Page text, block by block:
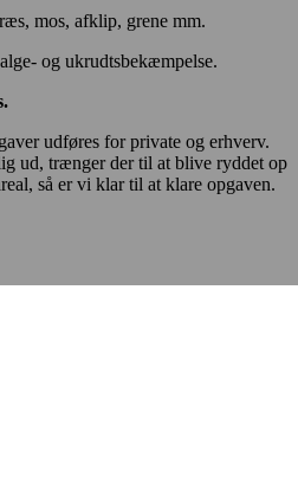
mos, afklip, grene mm.
og ukrudtsbekæmpelse.
udføres for private og erhverv.
ud, trænger der til at blive ryddet op
så er vi klar til at klare opgaven.